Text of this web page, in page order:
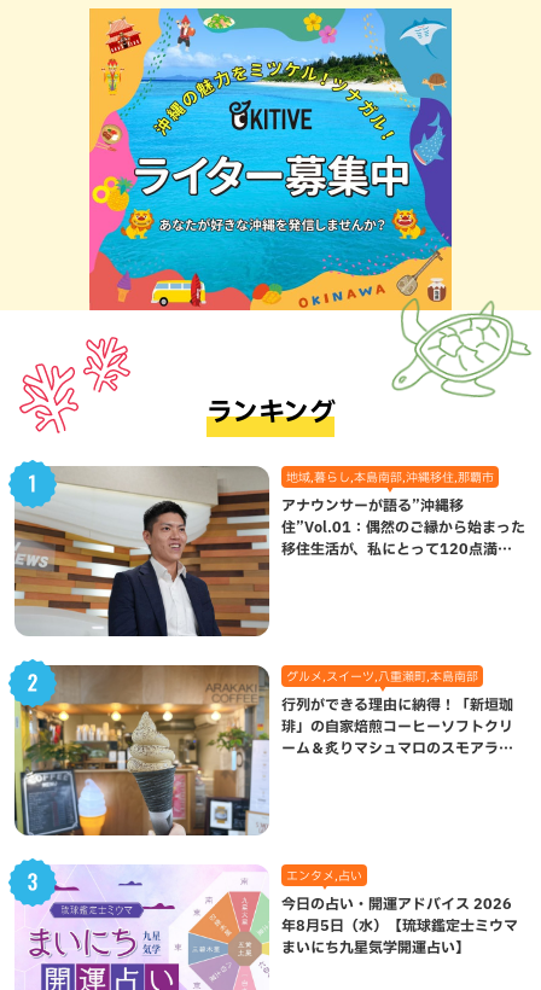
ランキング
地域,暮らし,本島南部,沖縄移住,那覇市
アナウンサーが語る”沖縄移
住”Vol.01：偶然のご縁から始まった
移住生活が、私にとって120点満点
グルメ,スイーツ,八重瀬町,本島南部
行列ができる理由に納得！「新垣珈
琲」の自家焙煎コーヒーソフトクリ
ーム＆炙りマシュマロのスモアラテ
エンタメ,占い
今日の占い・開運アドバイス 2026
年8月5日（水）【琉球鑑定士ミウマ
まいにち九星気学開運占い】